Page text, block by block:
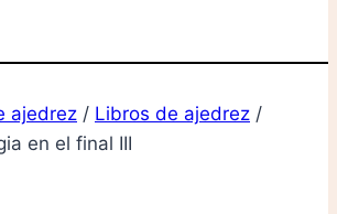
ajedrez / Libros de ajedrez /
en el final III